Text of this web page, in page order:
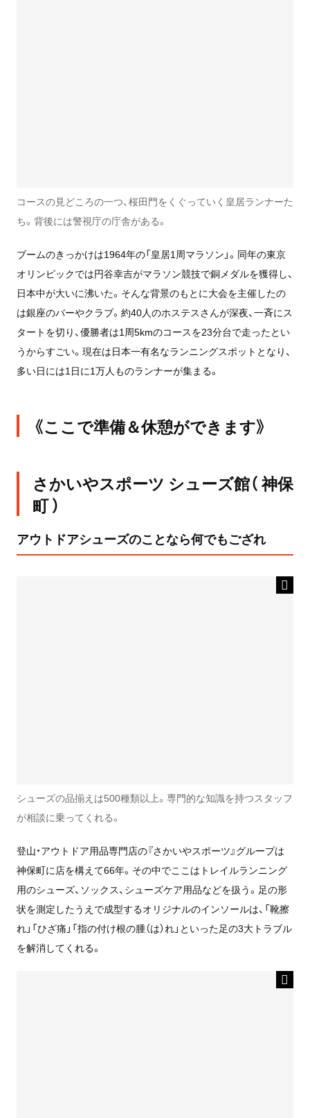
コースの見どころの一つ、桜田門をくぐっていく皇居ランナーた
ち。背後には警視庁の庁舎がある。
ブームのきっかけは1964年の「皇居1周マラソン」。同年の東京
オリンピックでは円谷幸吉がマラソン競技で銅メダルを獲得し、
日本中が大いに沸いた。そんな背景のもとに大会を主催したの
は銀座のバーやクラブ。約40人のホステスさんが深夜、一斉にス
タートを切り、優勝者は1周5kmのコースを23分台で走ったとい
うからすごい。現在は日本一有名なランニングスポットとなり、
多い日には1日に1万人ものランナーが集まる。
《ここで準備＆休憩ができます》
さかいやスポーツ シューズ館（ 神保
町 ）
アウトドアシューズのことなら何でもござれ
シューズの品揃えは500種類以上。専門的な知識を持つスタッフ
が相談に乗ってくれる。
登山・アウトドア用品専門店の『さかいやスポーツ』グループは
神保町に店を構えて66年。その中でここはトレイルランニング
用のシューズ、ソックス、シューズケア用品などを扱う。足の形
状を測定したうえで成型するオリジナルのインソールは、「靴擦
れ」「ひざ痛」「指の付け根の腫（は）れ」といった足の3大トラブル
を解消してくれる。